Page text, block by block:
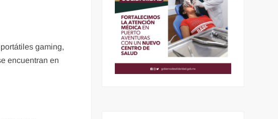
gaming,
encuentran en